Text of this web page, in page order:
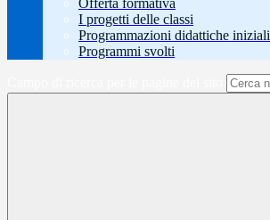
Offerta formativa
I progetti delle classi
Programmazioni didattiche iniziali
Programmi svolti